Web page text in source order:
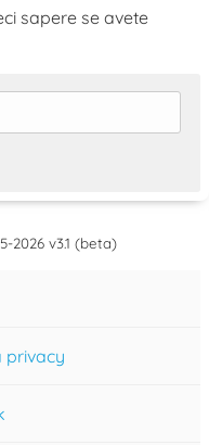
sapere se avete
-2026 v3.1 (beta)
privacy